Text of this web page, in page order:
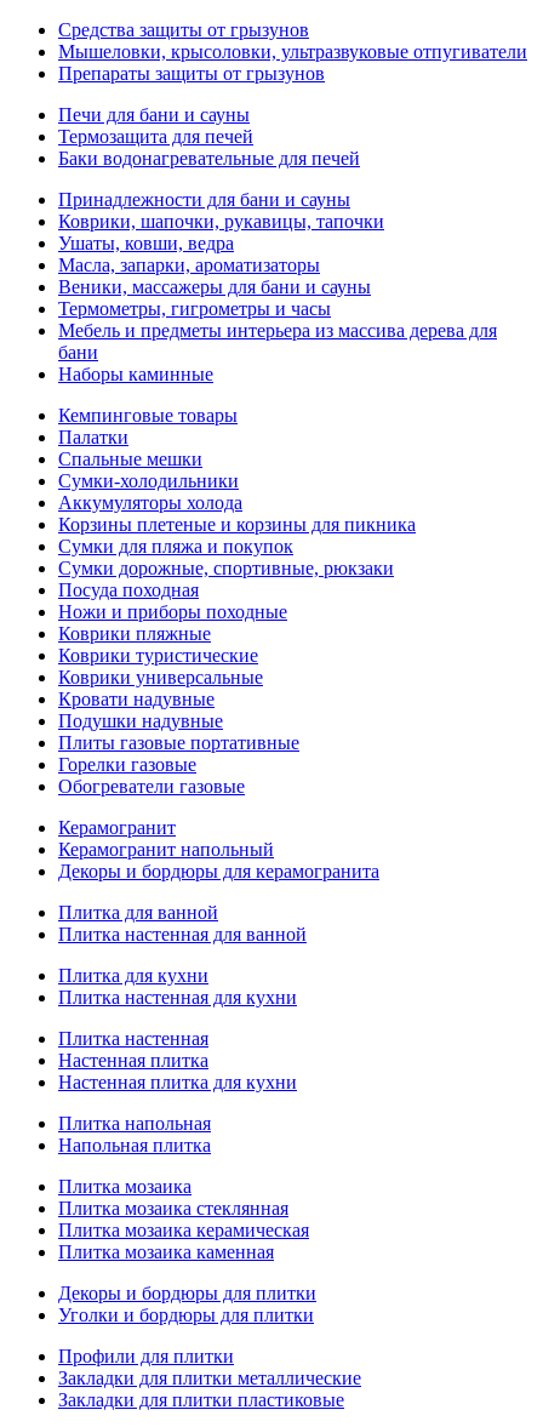
Средства защиты от грызунов
Мышеловки, крысоловки, ультразвуковые отпугиватели
Препараты защиты от грызунов
Печи для бани и сауны
Термозащита для печей
Баки водонагревательные для печей
Принадлежности для бани и сауны
Коврики, шапочки, рукавицы, тапочки
Ушаты, ковши, ведра
Масла, запарки, ароматизаторы
Веники, массажеры для бани и сауны
Термометры, гигрометры и часы
Мебель и предметы интерьера из массива дерева для
бани
Наборы каминные
Кемпинговые товары
Палатки
Спальные мешки
Сумки-холодильники
Аккумуляторы холода
Корзины плетеные и корзины для пикника
Сумки для пляжа и покупок
Сумки дорожные, спортивные, рюкзаки
Посуда походная
Ножи и приборы походные
Коврики пляжные
Коврики туристические
Коврики универсальные
Кровати надувные
Подушки надувные
Плиты газовые портативные
Горелки газовые
Обогреватели газовые
Керамогранит
Керамогранит напольный
Декоры и бордюры для керамогранита
Плитка для ванной
Плитка настенная для ванной
Плитка для кухни
Плитка настенная для кухни
Плитка настенная
Настенная плитка
Настенная плитка для кухни
Плитка напольная
Напольная плитка
Плитка мозаика
Плитка мозаика стеклянная
Плитка мозаика керамическая
Плитка мозаика каменная
Декоры и бордюры для плитки
Уголки и бордюры для плитки
Профили для плитки
Закладки для плитки металлические
Закладки для плитки пластиковые